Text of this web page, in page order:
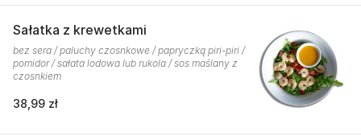
Sałatka z krewetkami
bez sera / paluchy czosnkowe / papryczką piri-piri /
pomidor / sałata lodowa lub rukola / sos maślany z
czosnkiem
38,99 zł